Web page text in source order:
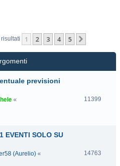
1 2 3 4 5
previsioni
«
11399
EVENTI SOLO SU
(Aurelio) «
14763